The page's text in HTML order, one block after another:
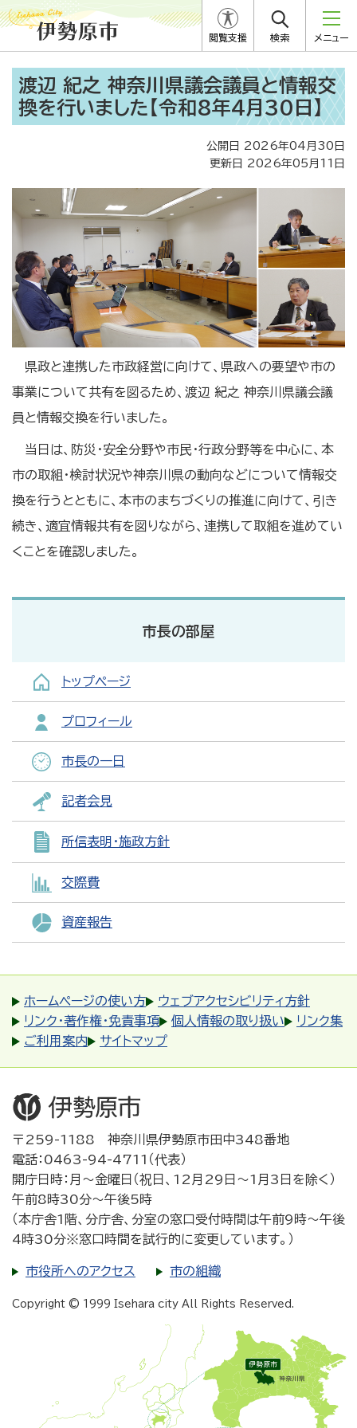
閲覧支援 検索 メニュー
渡辺 紀之 神奈川県議会議員と情報交
換を行いました【令和8年4月30日】
公開日 2026年04月30日
更新日 2026年05月11日
県政と連携した市政経営に向けて、県政への要望や市の
事業について共有を図るため、渡辺 紀之 神奈川県議会議
員と情報交換を行いました。
当日は、防災・安全分野や市民・行政分野等を中心に、本
市の取組・検討状況や神奈川県の動向などについて情報交
換を行うとともに、本市のまちづくりの推進に向けて、引き
続き、適宜情報共有を図りながら、連携して取組を進めてい
くことを確認しました。
市長の部屋
トップページ
プロフィール
市長の一日
記者会見
所信表明・施政方針
交際費
資産報告
ホームページの使い方
ウェブアクセシビリティ方針
リンク・著作権・免責事項
個人情報の取り扱い
リンク集
ご利用案内
サイトマップ
〒259-1188 神奈川県伊勢原市田中348番地
電話：0463-94-4711（代表）
開庁日時：月～金曜日（祝日、12月29日～1月3日を除く）
午前8時30分～午後5時
（本庁舎1階、分庁舎、分室の窓口受付時間は午前9時～午後
4時30分※窓口時間を試行的に変更しています。）
市役所へのアクセス 市の組織
Copyright © 1999 Isehara city All Rights Reserved.